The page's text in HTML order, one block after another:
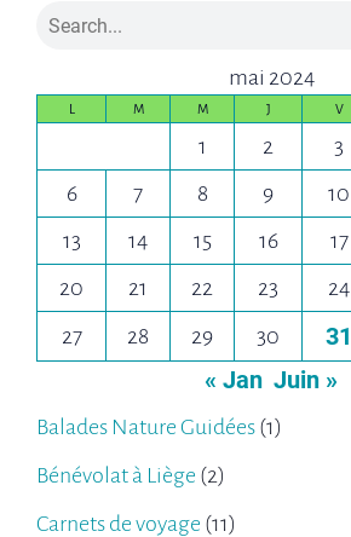
mai 2024
L M M J V
1 2 3
6
7 8 9 10
13
14 15 16 17
20
21 22 23 24
27
28 29 30
31
« Jan Juin »
Balades Nature Guidées (1)
Bénévolat à Liège (2)
Carnets de voyage (11)